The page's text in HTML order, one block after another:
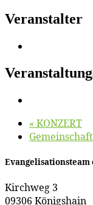
Veranstalter
« KONZERT
Evan­ge­li­sa­ti­ons­team
Kirch­weg 3
09306 Königshain